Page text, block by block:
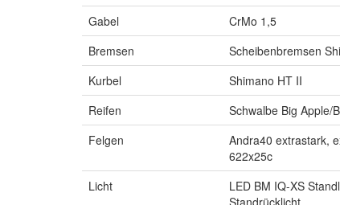
Gabel
CrMo 1,5
Bremsen
Scheibenbremsen
Kurbel
Shimano HT II
Reifen
Schwalbe Big Apple/
Felgen
Andra40 extrastark,
622x25c
Licht
LED BM IQ-XS
Standrücklicht